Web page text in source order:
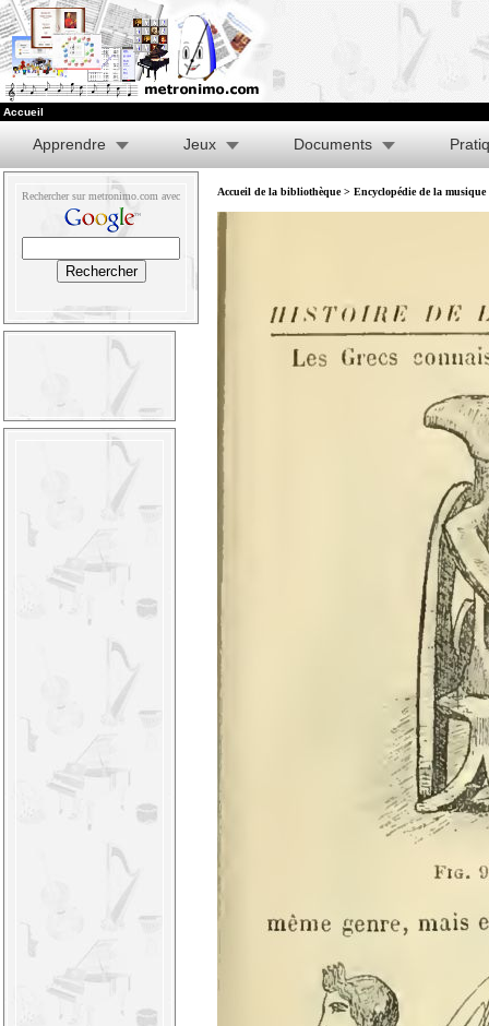
Accueil
Apprendre Jeux Documents
Rechercher sur metronimo.com avec Accueil de la bibliothèque> Encyclopédie de la